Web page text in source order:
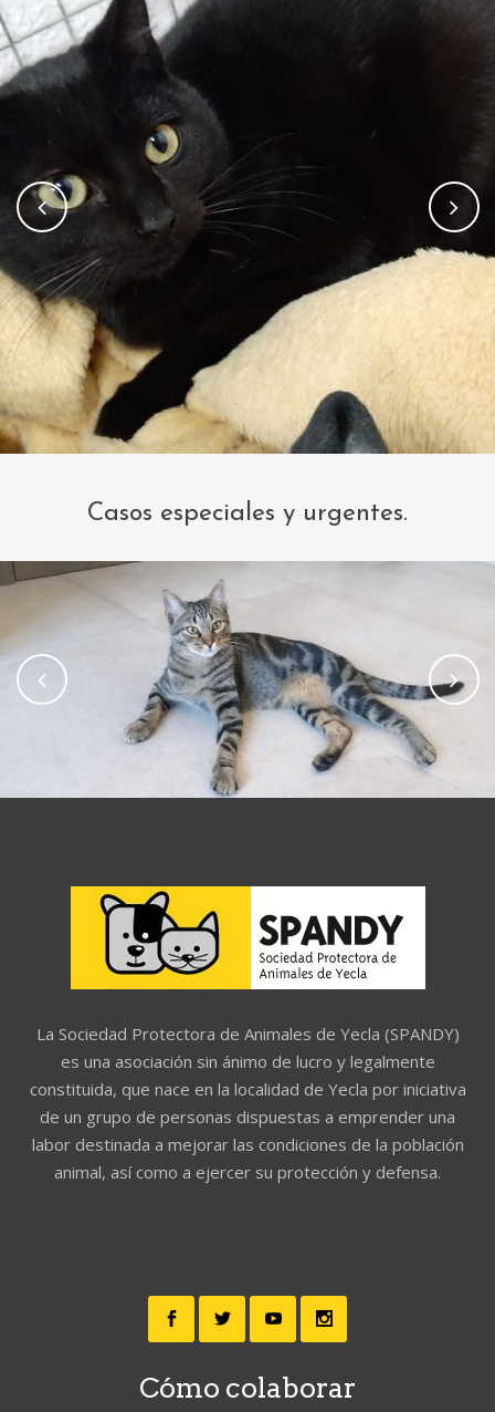
Casos especiales y urgentes.
La Sociedad Protectora de Animales de Yecla (SPANDY)
es una asociación sin ánimo de lucro y legalmente
constituida, que nace en la localidad de Yecla por iniciativa
de un grupo de personas dispuestas a emprender una
labor destinada a mejorar las condiciones de la población
animal, así como a ejercer su protección y defensa.
Cómo colaborar